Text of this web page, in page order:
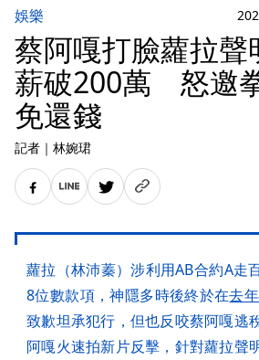
娛樂
蔡阿嘎打臉蘿拉聲
薪破200萬 怒邀
免還錢
記者 ｜ 林婉珺
蘿拉（林沛蓁）涉利用AB合約A走
8位數款項，神隱多時後終於在去
致歉坦承犯行，但也反咬蔡阿嘎逃
阿嘎火速拍新片反擊，針對蘿拉聲